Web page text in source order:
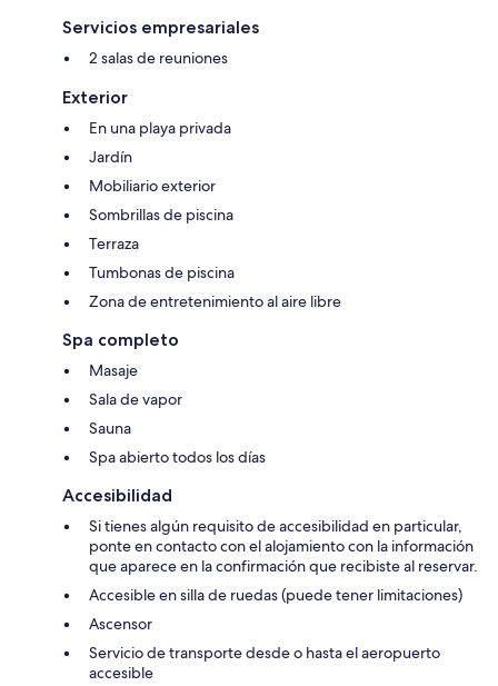
Servicios empresariales
2 salas de reuniones
Exterior
En una playa privada
Jardín
Mobiliario exterior
Sombrillas de piscina
Terraza
Tumbonas de piscina
Zona de entretenimiento al aire libre
Spa completo
Masaje
Sala de vapor
Sauna
Spa abierto todos los días
Accesibilidad
Si tienes algún requisito de accesibilidad en particular,
ponte en contacto con el alojamiento con la información
que aparece en la confirmación que recibiste al reservar.
Accesible en silla de ruedas (puede tener limitaciones)
Ascensor
Servicio de transporte desde o hasta el aeropuerto
accesible